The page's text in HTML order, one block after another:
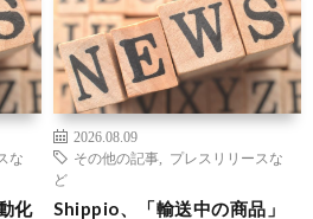
な
化
2026.08.09
その他の記事
プレスリリースな
ど
Shippio、「輸送中の商品」